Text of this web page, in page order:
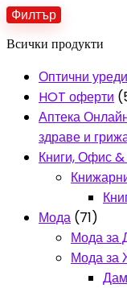
Филтър
Всички продукти
Оптични уреди
HOT оферти
Аптека
здраве и
Книги, Офис
Мода (71)
Мода за
Мода